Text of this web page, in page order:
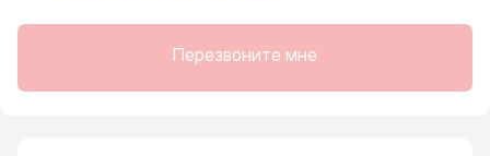
Перезвоните мне